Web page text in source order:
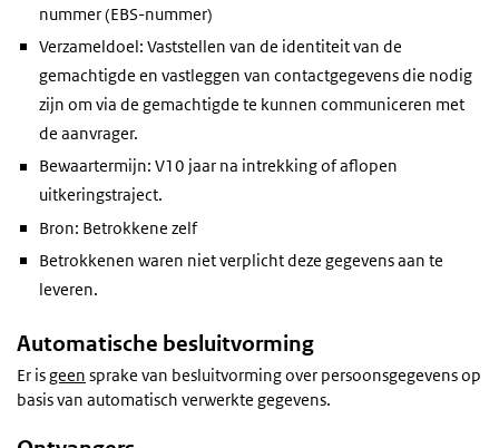
nummer (EBS-nummer)
Verzameldoel: Vaststellen van de identiteit van de
gemachtigde en vastleggen van contactgegevens die nodig
zijn om via de gemachtigde te kunnen communiceren met
de aanvrager.
Bewaartermijn: V10 jaar na intrekking of aflopen
uitkeringstraject.
Bron: Betrokkene zelf
Betrokkenen waren niet verplicht deze gegevens aan te
leveren.
Automatische besluitvorming
Er isgeen sprake van besluitvorming over persoonsgegevens op
basis van automatisch verwerkte gegevens.